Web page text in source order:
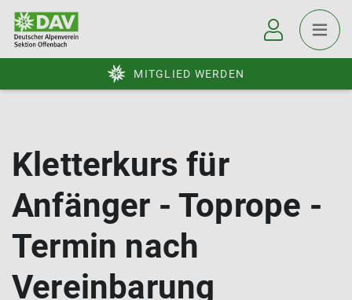
MITGLIED WERDEN
Kletterkurs für
Anfänger - Toprope -
Termin nach
Vereinbarung